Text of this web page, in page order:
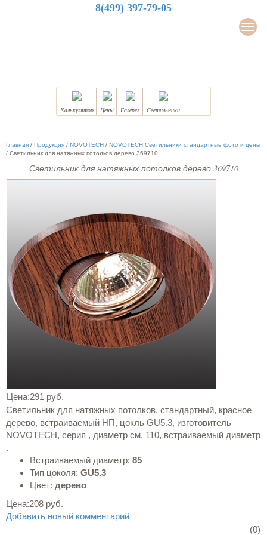
8(499) 397-79-05
Калькулятор Цены Галерея Светильники
Главная / Продукция / NOVOTECH / NOVOTECH Светильники стандартные фото и цены
/ Светильник для натяжных потолков дерево 369710
Светильник для натяжных потолков дерево 369710
Цена:291 руб.
Светильник для натяжных потолков, стандартный, красное
дерево, встраиваемый НП, цокль GU5.3, изготовитель
NOVOTECH, серия , диаметр см. 110, встраиваемый диаметр
.
Встраиваемый диаметр: 85
Тип цоколя: GU5.3
Цвет: дерево
Цена:208 руб.
Добавить новый комментарий
(0)